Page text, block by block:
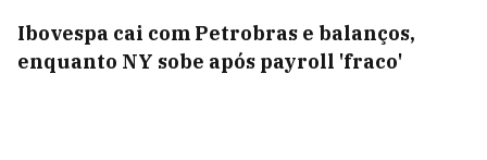
Ibovespa cai com Petrobras e balanços,
enquanto NY sobe após payroll 'fraco'